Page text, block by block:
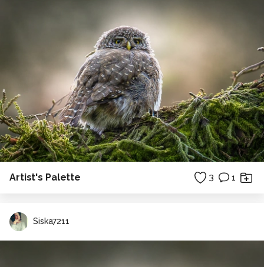
Artist's Palette 3 1
Siska7211